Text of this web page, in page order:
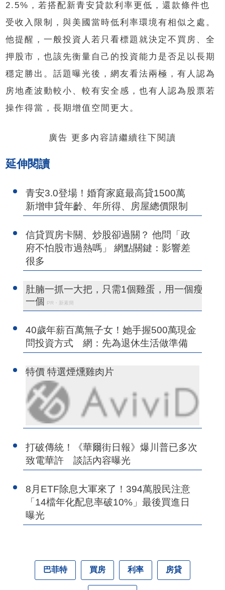
2.5%，若搭配新青安貸款利率更低，還款條件也
受收入限制，與美國當時低利率環境有相似之處。
他提醒，一般投資人若只看標題就決定不買房、全
押股市，也該先衡量自己的投資能力是否足以長期
穩定勝出。話題曝光後，網友看法兩極，有人認為
房地產波動較小、較有安全感，也有人認為股票若
操作得當，長期增值空間更大。
廣告 更多內容請繼續往下閱讀
延伸閱讀
青安3.0登場！婚育家庭最高貸1500萬
新增申貸年齡、年所得、房屋總價限制
信貸買房卡關、炒股卻過關？ 他問「政
府不怕股市過熱嗎」 網點關鍵：影響差
很多
肚腩一抓一大把，只需1個雞蛋，用一個瘦
一個
PR・新素簡
40歲年薪百萬無子女！她手握500萬現金
問投資方式 網：先為退休生活做準備
特價 特選煙燻雞肉片
打破傳統！《華爾街日報》爆川普已多次
致電華許 談話內容曝光
8月ETF除息大軍來了！394萬股民注意
「14檔年化配息率破10%」最後買進日
曝光
巴菲特 買房 利率 房貸